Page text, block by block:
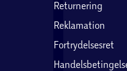
Returnering
Reklamation
Fortrydelsesret